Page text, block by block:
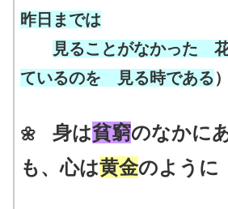
昨日までは
見ることがなかった
ているのを 見る時である ）
🌼 身は貧窮のなかに
も、心は黄金のように